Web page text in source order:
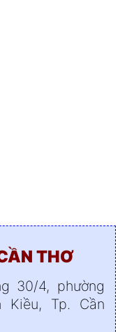
THƠ
30/4, phường
Kiều, Tp. Cần